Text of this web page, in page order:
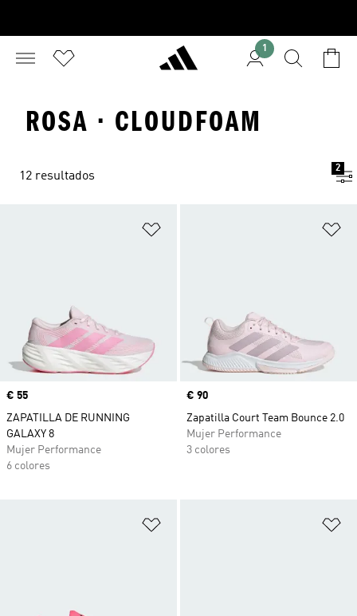
1
ROSA · CLOUDFOAM
12 resultados
2
Precio
€ 55
ZAPATILLA DE RUNNING
GALAXY 8
Mujer Performance
6 colores
Precio
€ 90
Zapatilla Court Team Bounce 2.0
Mujer Performance
3 colores